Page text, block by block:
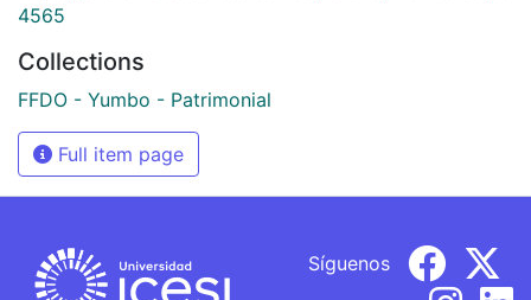
4565
Collections
FFDO - Yumbo - Patrimonial
Full item page
Síguenos